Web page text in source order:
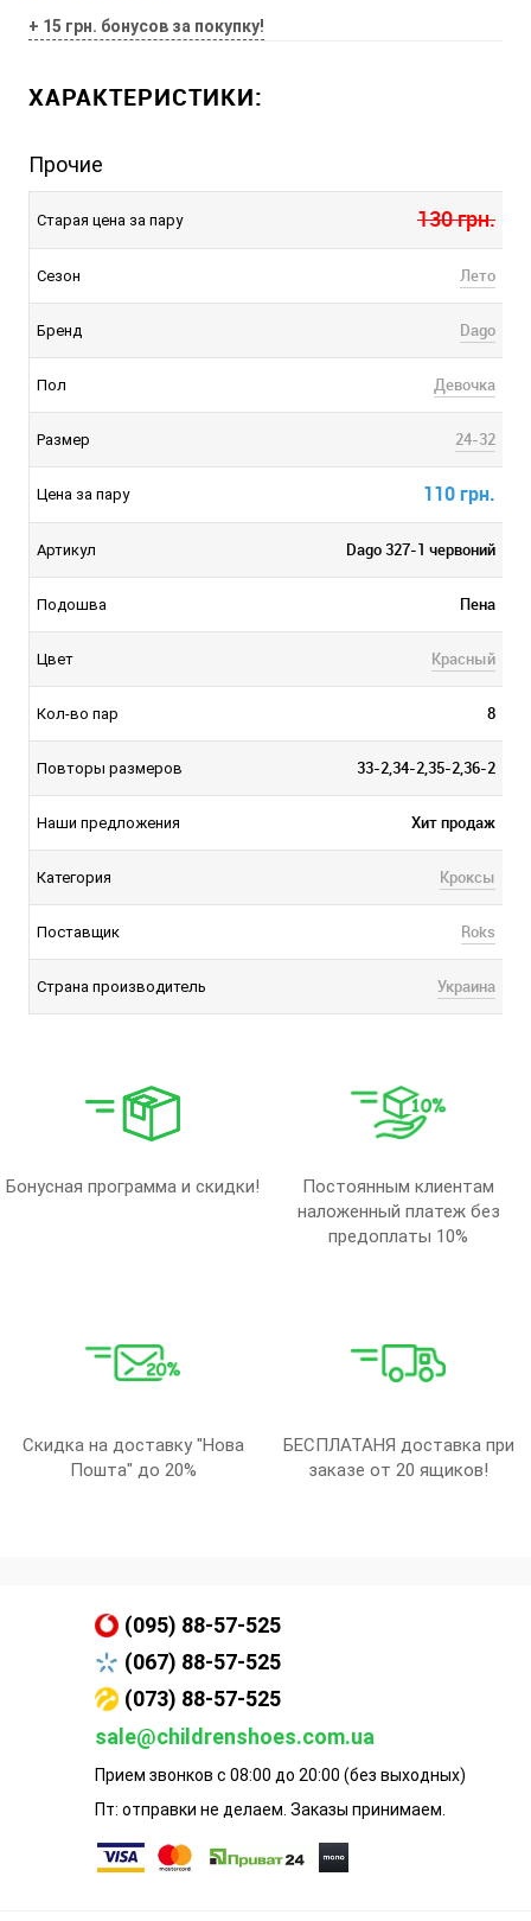
+ 15 грн. бонусов за покупку!
ХАРАКТЕРИСТИКИ:
Прочие
Старая цена за пару 130 грн.
Сезон Лето
Бренд Dago
Пол Девочка
Размер 24-32
Цена за пару 110 грн.
Артикул Dago 327-1 червоний
Подошва Пена
Цвет Красный
Кол-во пар 8
Повторы размеров 33-2,34-2,35-2,36-2
Наши предложения Хит продаж
Категория Кроксы
Поставщик Roks
Страна производитель Украина
Бонусная программа и скидки!
Постоянным клиентам
наложенный платеж без
предоплаты 10%
Скидка на доставку "Нова
Пошта" до 20%
БЕСПЛАТАНЯ доставка при
заказе от 20 ящиков!
(095) 88-57-525
(067) 88-57-525
(073) 88-57-525
sale@childrenshoes.com.ua
Прием звонков с 08:00 до 20:00 (без выходных)
Пт: отправки не делаем. Заказы принимаем.